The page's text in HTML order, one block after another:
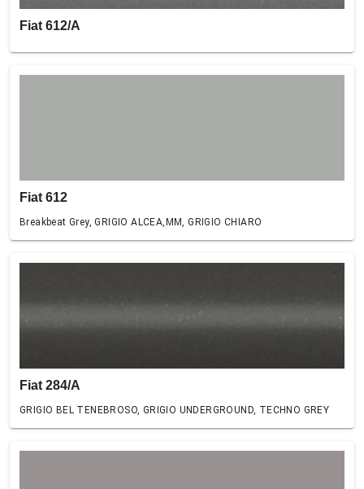
Fiat 612/A
Fiat 612
Breakbeat Grey, GRIGIO ALCEA,MM, GRIGIO CHIARO
Fiat 284/A
GRIGIO BEL TENEBROSO, GRIGIO UNDERGROUND, TECHNO GREY